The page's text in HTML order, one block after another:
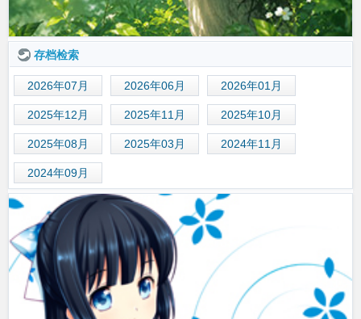
存档检索
2026年07月 2026年06月 2026年01月
2025年12月 2025年11月 2025年10月
2025年08月 2025年03月 2024年11月
2024年09月